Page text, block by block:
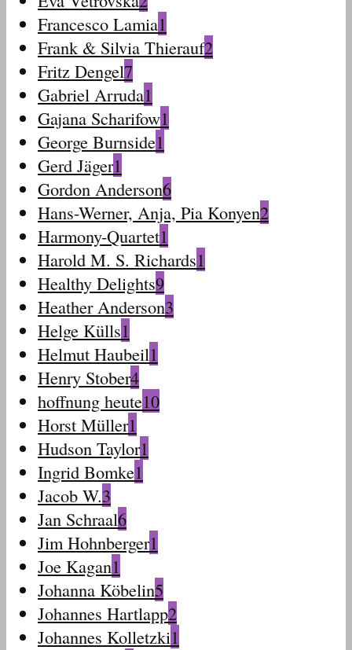
Francesco Lamia1
Frank & Silvia Thierauf2
Fritz Dengel7
Gabriel Arruda1
Gajana Scharifow1
George Burnside1
Gerd Jäger1
Gordon Anderson6
Hans-Werner, Anja, Pia Konyen2
Harmony-Quartet1
Harold M. S. Richards1
Healthy Delights9
Heather Anderson3
Helge Külls1
Helmut Haubeil1
Henry Stober4
hoffnung heute10
Horst Müller1
Hudson Taylor1
Ingrid Bomke1
Jacob W.3
Jan Schraal6
Jim Hohnberger1
Joe Kagan1
Johanna Köbelin5
Johannes Hartlapp2
Johannes Kolletzki1